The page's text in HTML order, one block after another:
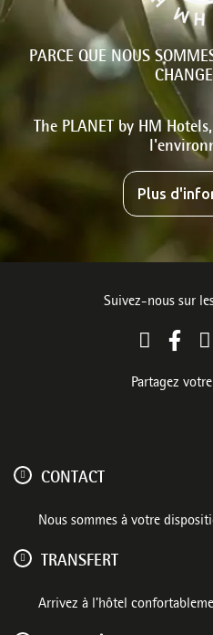
PARCE QUE NOUS
The PLANET by HM
Plus
Suivez-nous sur
Partagez
CONTACT
Nous sommes à votre
TRANSFERT
Arrivez à l’hôtel